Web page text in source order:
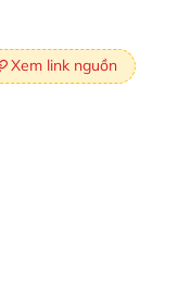
Xem link nguồn